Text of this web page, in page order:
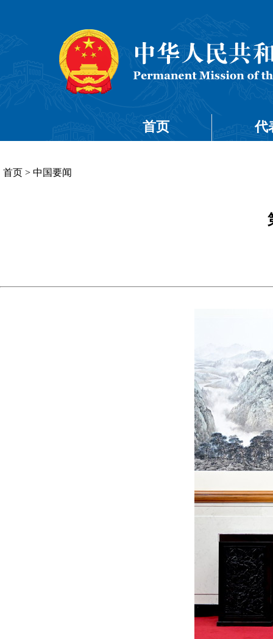
首页 代
首页 > 中国要闻